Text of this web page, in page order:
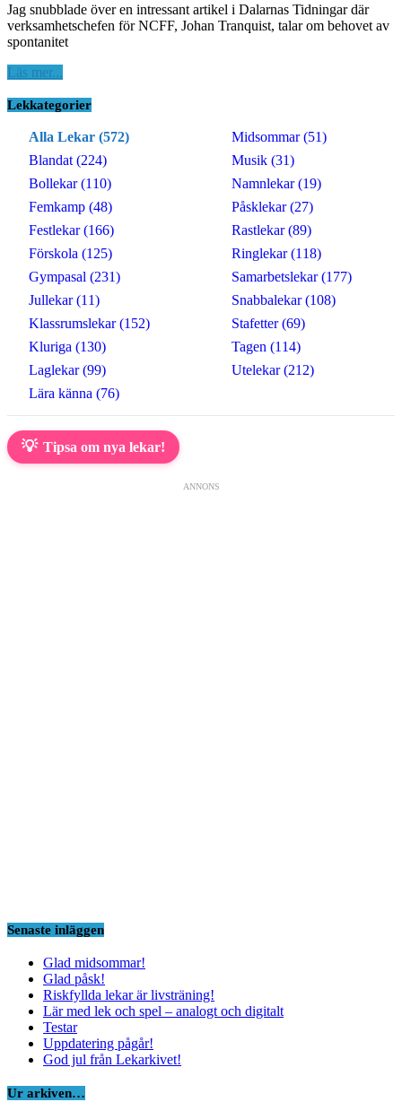
Jag snubblade över en intressant artikel i Dalarnas Tidningar där
verksamhetschefen för NCFF, Johan Tranquist, talar om behovet av
spontanitet
Läs mer...
Lekkategorier
Alla Lekar (572)
Blandat (224)
Bollekar (110)
Femkamp (48)
Festlekar (166)
Förskola (125)
Gympasal (231)
Jullekar (11)
Klassrumslekar (152)
Kluriga (130)
Laglekar (99)
Lära känna (76)
Midsommar (51)
Musik (31)
Namnlekar (19)
Påsklekar (27)
Rastlekar (89)
Ringlekar (118)
Samarbetslekar (177)
Snabbalekar (108)
Stafetter (69)
Tagen (114)
Utelekar (212)
💡 Tipsa om nya lekar!
ANNONS
Senaste inläggen
Glad midsommar!
Glad påsk!
Riskfyllda lekar är livsträning!
Lär med lek och spel – analogt och digitalt
Testar
Uppdatering pågår!
God jul från Lekarkivet!
Ur arkiven…